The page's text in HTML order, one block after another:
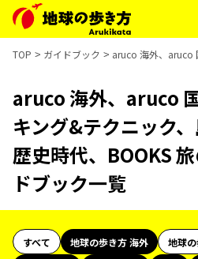
TOP ガイドブック aruco 海外、aruco
aruco 海外、aruco
キング&テクニック、
歴史時代、BOOKS
ドブック一覧
すべて 地球の歩き方 海外
地球の